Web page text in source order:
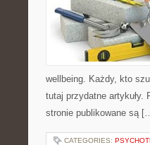
wellbeing. Każdy, kto
tutaj przydatne artykuły.
stronie publikowane są
CATEGORIES: